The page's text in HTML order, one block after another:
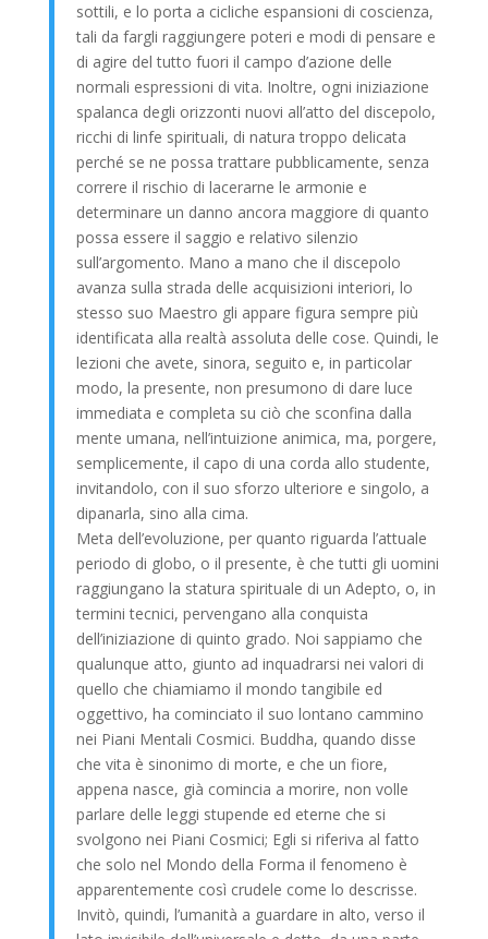
sottili, e lo porta a cicliche espansioni di coscienza,
tali da fargli raggiungere poteri e modi di pensare e
di agire del tutto fuori il campo d’azione delle
normali espressioni di vita. Inoltre, ogni iniziazione
spalanca degli orizzonti nuovi all’atto del discepolo,
ricchi di linfe spirituali, di natura troppo delicata
perché se ne possa trattare pubblicamente, senza
correre il rischio di lacerarne le armonie e
determinare un danno ancora maggiore di quanto
possa essere il saggio e relativo silenzio
sull’argomento. Mano a mano che il discepolo
avanza sulla strada delle acquisizioni interiori, lo
stesso suo Maestro gli appare figura sempre più
identificata alla realtà assoluta delle cose. Quindi, le
lezioni che avete, sinora, seguito e, in particolar
modo, la presente, non presumono di dare luce
immediata e completa su ciò che sconfina dalla
mente umana, nell’intuizione animica, ma, porgere,
semplicemente, il capo di una corda allo studente,
invitandolo, con il suo sforzo ulteriore e singolo, a
dipanarla, sino alla cima.
Meta dell’evoluzione, per quanto riguarda l’attuale
periodo di globo, o il presente, è che tutti gli uomini
raggiungano la statura spirituale di un Adepto, o, in
termini tecnici, pervengano alla conquista
dell’iniziazione di quinto grado. Noi sappiamo che
qualunque atto, giunto ad inquadrarsi nei valori di
quello che chiamiamo il mondo tangibile ed
oggettivo, ha cominciato il suo lontano cammino
nei Piani Mentali Cosmici. Buddha, quando disse
che vita è sinonimo di morte, e che un fiore,
appena nasce, già comincia a morire, non volle
parlare delle leggi stupende ed eterne che si
svolgono nei Piani Cosmici; Egli si riferiva al fatto
che solo nel Mondo della Forma il fenomeno è
apparentemente così crudele come lo descrisse.
Invitò, quindi, l’umanità a guardare in alto, verso il